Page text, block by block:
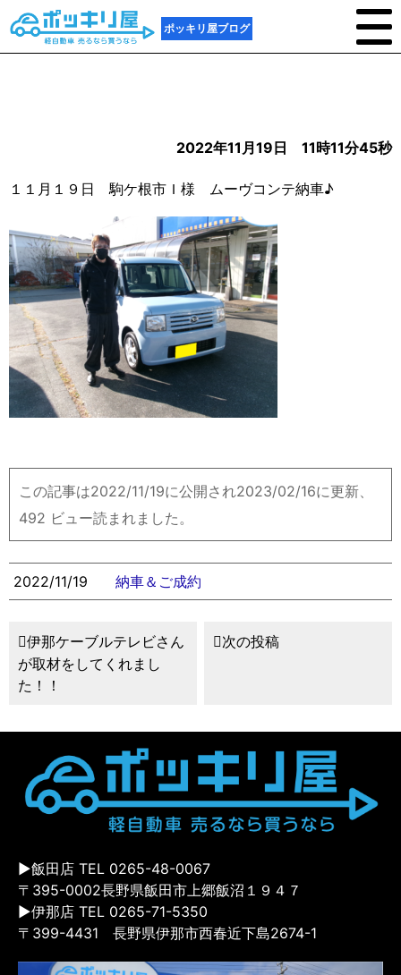
ポッキリ屋ブログ
2022年11月19日 11時11分45秒
１１月１９日 駒ケ根市Ｉ様 ムーヴコンテ納車♪
この記事は2022/11/19に公開され2023/02/16に更新、
492 ビュー読まれました。
2022/11/19 納車＆ご成約
伊那ケーブルテレビさん
が取材をしてくれまし
た！！
次の投稿
▶飯田店 TEL 0265-48-0067
〒395-0002長野県飯田市上郷飯沼１９４７
▶伊那店 TEL 0265-71-5350
〒399-4431 長野県伊那市西春近下島2674-1